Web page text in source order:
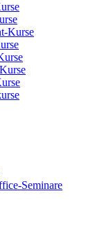
Kurse
Seminare